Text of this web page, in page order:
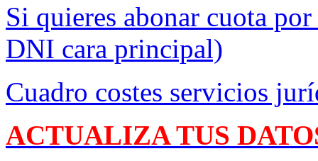
Si quieres abonar cuota
DNI cara principal)
Cuadro costes servicios
ACTUALIZA TUS